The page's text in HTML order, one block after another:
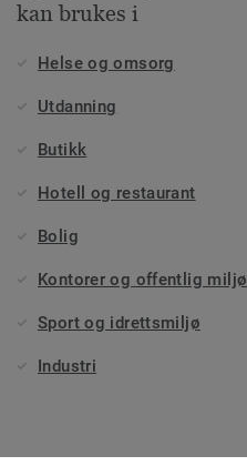
kan brukes i
Helse og omsorg
Utdanning
Butikk
Hotell og restaurant
Bolig
Kontorer og offentlig miljø
Sport og idrettsmiljø
Industri